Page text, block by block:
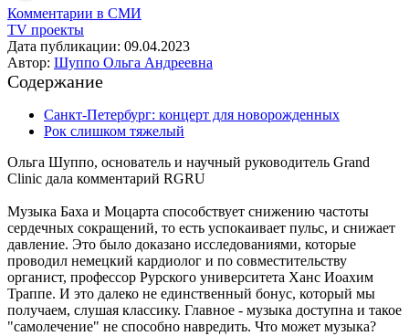
Комментарии в СМИ
TV проекты
Дата публикации: 09.04.2023
Автор: Шуппо Ольга Андреевна
Содержание
Санкт-Петербург: концерт для новорожденных
Рок слишком тяжелый
Ольга Шуппо, основатель и научный руководитель Grand
Clinic дала комментарий RGRU
Музыка Баха и Моцарта способствует снижению частоты
сердечных сокращений, то есть успокаивает пульс, и снижает
давление. Это было доказано исследованиями, которые
проводил немецкий кардиолог и по совместительству
органист, профессор Рурского университета Ханс Иоахим
Траппе. И это далеко не единственный бонус, который мы
получаем, слушая классику. Главное - музыка доступна и такое
"самолечение" не способно навредить. Что может музыка?